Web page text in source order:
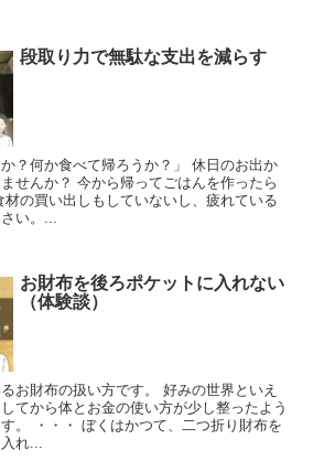
段取り力で無駄な支出を減らす
か？何か食べて帰ろうか？」 休日のお出か
せんか？ 今から帰ってごはんを作ったら
の買い出しもしていないし、疲れている
い。...
お財布を後ろポケットに入れない
（体験談）
お財布の扱い方です。 好みの世界といえ
てから体とお金の使い方が少し整ったよう
。 ・・・ ぼくはかつて、二つ折り財布を
れ...